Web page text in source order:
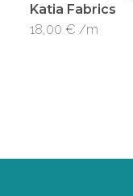
Katia Fabrics
18,00 € /m